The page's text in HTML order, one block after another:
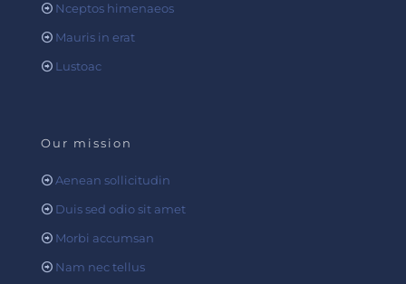
Nceptos himenaeos
Mauris in erat
Lustoac
Our mission
Aenean sollicitudin
Duis sed odio sit amet
Morbi accumsan
Nam nec tellus